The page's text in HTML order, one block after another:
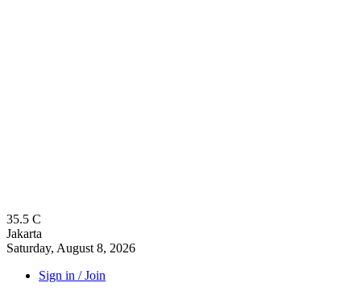
35.5 C
Jakarta
Saturday, August 8, 2026
Sign in / Join